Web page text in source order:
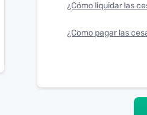
¿Cómo liquidar las
¿Como pagar las